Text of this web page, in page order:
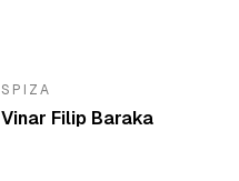
SPIZA
Vinar Filip Baraka